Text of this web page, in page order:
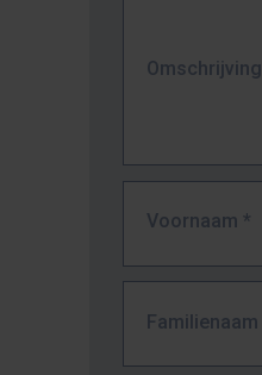
Omschrijving
Voornaam *
Familienaam